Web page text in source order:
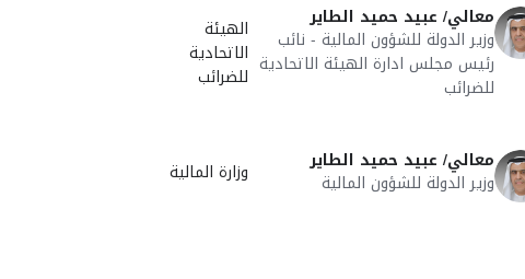
معالي/ عبيد حميد الطاير
وزير الدولة للشؤون المالية - نائب
رئيس مجلس ادارة الهيئة الاتحادية
للضرائب
الهيئة
الاتحادية
للضرائب
معالي/ عبيد حميد الطاير
وزير الدولة للشؤون المالية وزارة المالية